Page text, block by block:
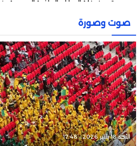
تعريف فئة السيارات الرياضية المدمجة
“ليس لدي زوجة”.. ياسين بونو يؤكد
16:53
المغربي
16:18 رسميا.. المغرب يحتضن نهائيات كأس أمم
صوت وصورة
الأحد 18 يناير 2026 - 17:48